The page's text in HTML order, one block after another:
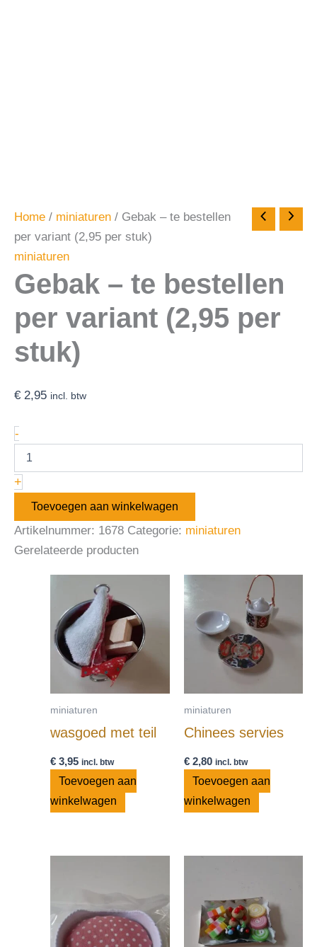
Home / miniaturen / Gebak – te bestellen
per variant (2,95 per stuk)
miniaturen
Gebak – te bestellen
per variant (2,95 per
stuk)
€ 2,95 incl. btw
-
+
Toevoegen aan winkelwagen
Artikelnummer: 1678 Categorie: miniaturen
Gerelateerde producten
miniaturen
wasgoed met teil
€ 3,95 incl. btw
Toevoegen aan
winkelwagen
miniaturen
Chinees servies
€2,80 incl. btw
Toevoegen aan
winkelwagen